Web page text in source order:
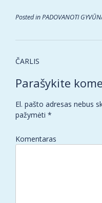
Posted inPADOVANOTI
Post
ČARLIS
Parašykite
El. pašto adresas nebus
pažymėti *
Komentaras